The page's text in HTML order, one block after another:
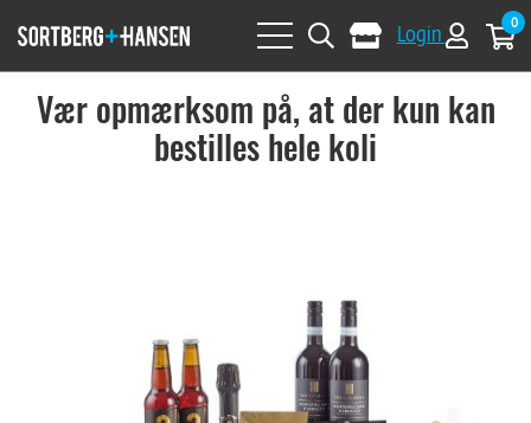
Login 0
Vær opmærksom på, at der kun kan
bestilles hele koli